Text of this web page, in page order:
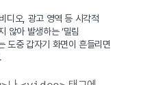
디오, 광고 영역 등 시각적
않아 발생하는 ‘밀림
도중 갑자기 화면이 흔들리면